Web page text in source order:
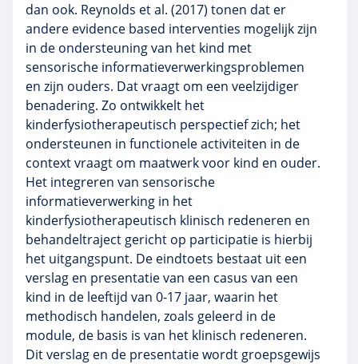
dan ook. Reynolds et al. (2017) tonen dat er
andere evidence based interventies mogelijk zijn
in de ondersteuning van het kind met
sensorische informatieverwerkingsproblemen
en zijn ouders. Dat vraagt om een veelzijdiger
benadering. Zo ontwikkelt het
kinderfysiotherapeutisch perspectief zich; het
ondersteunen in functionele activiteiten in de
context vraagt om maatwerk voor kind en ouder.
Het integreren van sensorische
informatieverwerking in het
kinderfysiotherapeutisch klinisch redeneren en
behandeltraject gericht op participatie is hierbij
het uitgangspunt. De eindtoets bestaat uit een
verslag en presentatie van een casus van een
kind in de leeftijd van 0-17 jaar, waarin het
methodisch handelen, zoals geleerd in de
module, de basis is van het klinisch redeneren.
Dit verslag en de presentatie wordt groepsgewijs